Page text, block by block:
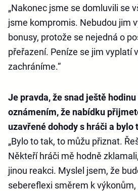
„Nakonec jsme se domluvili se
jsme kompromis. Nebudou jim
bonusy, protože se nejedná o
přeřazení. Peníze se jim vyplatí
zachráníme.“
Je pravda, že snad ještě
oznámením, že nabídku
uzavřené dohody s hráči a bylo
„Bylo to tak, to můžu přiznat.
Někteří hráči mě hodně
jinou reakci. Myslel jsem, že
sebereflexi směrem k